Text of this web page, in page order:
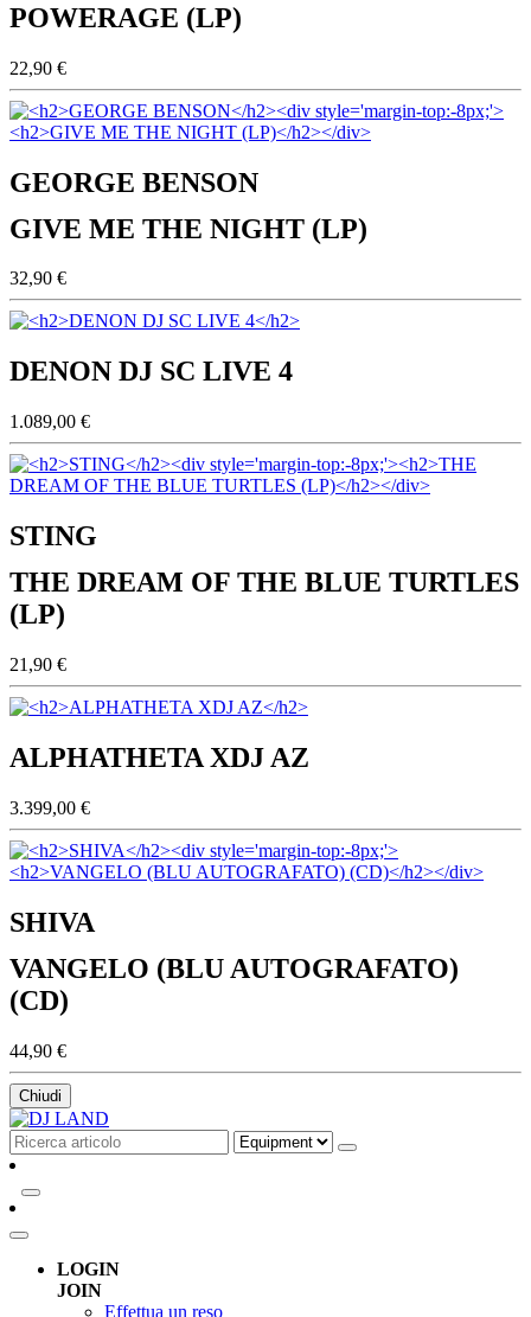
POWERAGE (LP)
22,90 €
GEORGE BENSON
GIVE ME THE NIGHT (LP)
32,90 €
DENON DJ SC LIVE 4
1.089,00 €
STING
THE DREAM OF THE BLUE TURTLES
(LP)
21,90 €
ALPHATHETA XDJ AZ
3.399,00 €
SHIVA
VANGELO (BLU AUTOGRAFATO)
(CD)
44,90 €
Chiudi
LOGIN
JOIN
Effettua un reso